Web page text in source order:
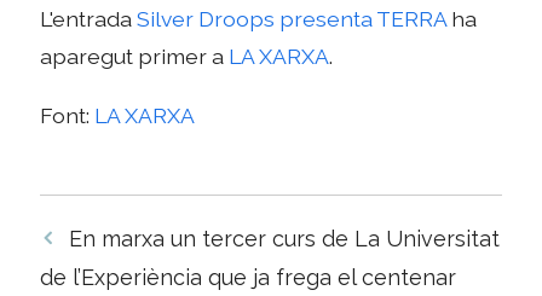
L'entradaSilver Droops presenta TERRAha
aparegut primer a LA XARXA.
Font: LA XARXA
Navegació
per
En marxa un tercer curs de La Universitat
de l’Experiència que ja frega el centenar